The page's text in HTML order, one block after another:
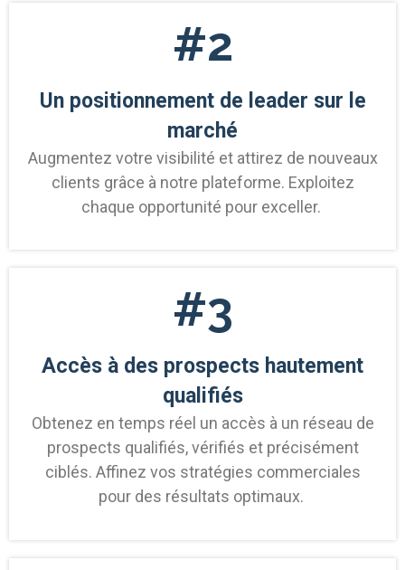
#2
Un positionnement de leader sur le
marché
Augmentez votre visibilité et attirez de nouveaux
clients grâce à notre plateforme. Exploitez
chaque opportunité pour exceller.
#3
Accès à des prospects hautement
qualifiés
Obtenez en temps réel un accès à un réseau de
prospects qualifiés, vérifiés et précisément
ciblés. Affinez vos stratégies commerciales
pour des résultats optimaux.